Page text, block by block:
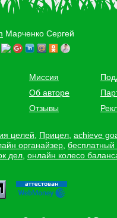
Марченко Сергей
Миссия
Об авторе
Отзывы
целей Прицел achieve
органайзер
дел онлайн колесо